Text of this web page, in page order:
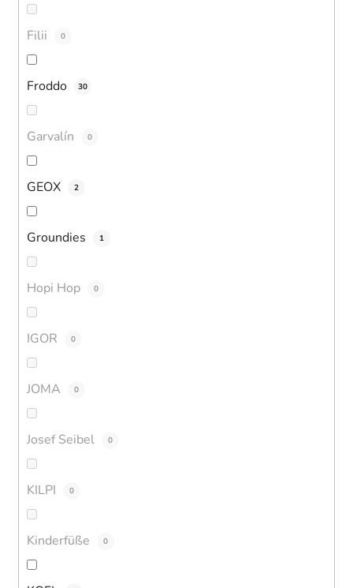
Filii 0
Froddo 30
Garvalín 0
GEOX 2
Groundies 1
Hopi Hop 0
IGOR 0
JOMA 0
Josef Seibel 0
KILPI 0
Kinderfüße 0